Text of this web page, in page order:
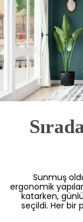
Sunmuş
ergonomik
katarken,
seçildi. Her bir